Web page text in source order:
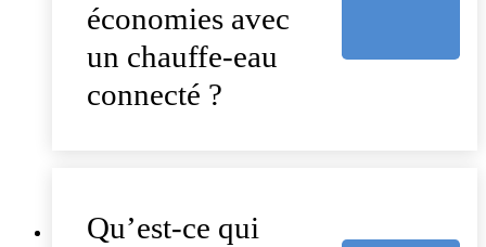
économies avec
un chauffe-eau
connecté ?
Qu’est-ce qui